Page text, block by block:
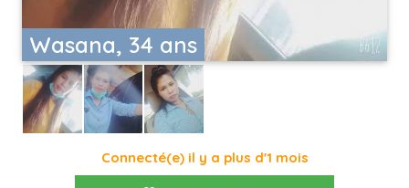
Wasana, 34 ans
Connecté(e) il y a plus d'1 mois